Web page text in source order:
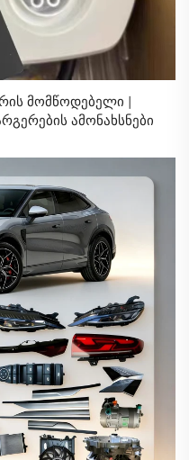
მომწოდებელი |
ამონახსნები